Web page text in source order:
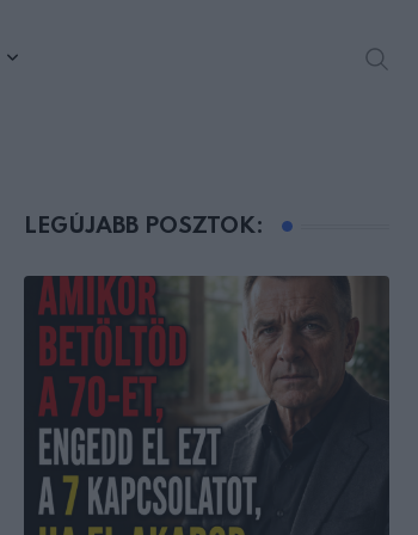
LEGÚJABB POSZTOK: